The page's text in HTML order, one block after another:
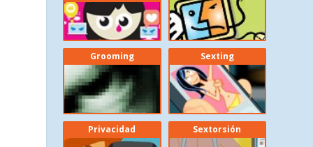
Grooming Sexting
Privacidad Sextorsión